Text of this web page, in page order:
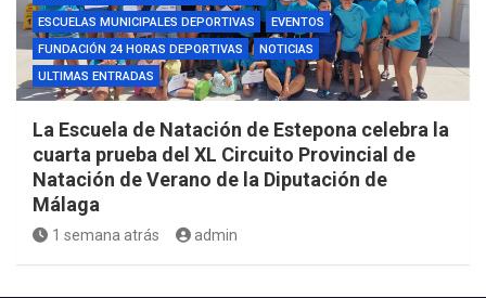
ESCUELAS MUNICIPALES DEPORTIVAS
EVENTOS
FUNDACIÓN 24 HORAS DEPORTIVAS
NOTICIAS
ULTIMAS ENTRADAS
La Escuela de Natación de Estepona celebra la
cuarta prueba del XL Circuito Provincial de
Natación de Verano de la Diputación de
Málaga
1 semana atrás admin